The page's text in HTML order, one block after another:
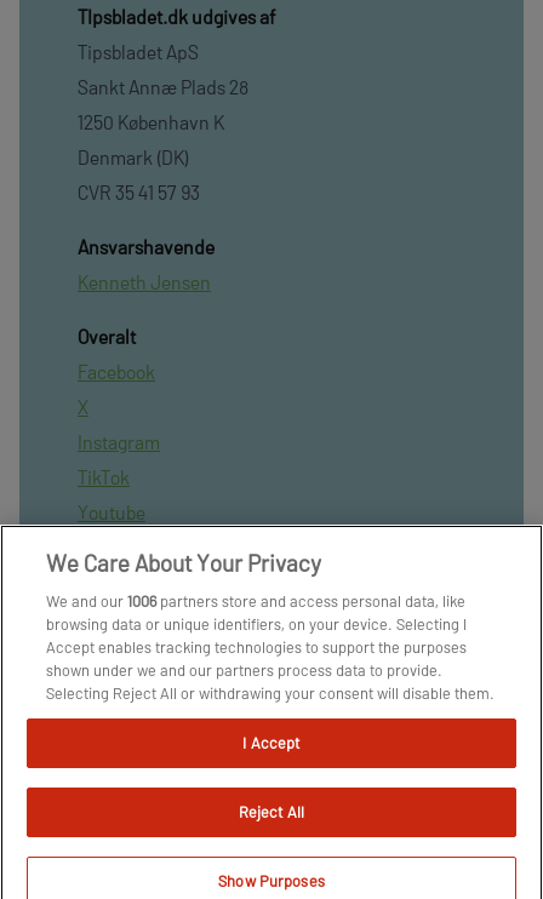
TIpsbladet.dk udgives af
Tipsbladet ApS
Sankt Annæ Plads 28
1250 København K
Denmark (DK)
CVR 35 41 57 93
Ansvarshavende
Kenneth Jensen
Overalt
Facebook
X
Instagram
TikTok
Youtube
TjekFoodbold App
BlueSky
Kontakt
Kontakt medarbejder
Tip redaktionen:redaktion@tipsbladet.dk
We Care About Your Privacy
We and our1006partners store and access personal data, like
browsing data or unique identifiers, on your device. Selecting I
Accept enables tracking technologies to support the purposes
shown under we and our partners process data to provide.
Selecting Reject All or withdrawing your consent will disable them.
If trackers are disabled, some content and ads you see may not be
as relevant to you. You can resurface this menu to change your
Preferences link on the bottom of the webpage [or the floating
icon on the bottom-left of the webpage, if applicable]. Your
to our Privacy Policy.
We and our partners process data to provide:
I Accept
Reject All
Show Purposes